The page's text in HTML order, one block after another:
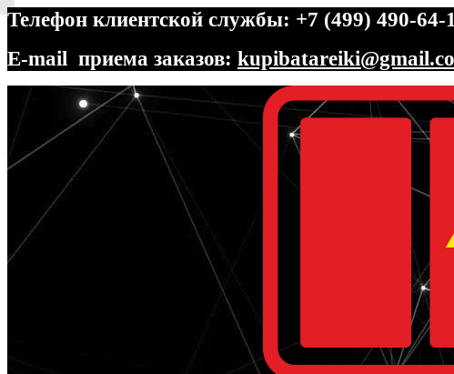
Телефон клиентской службы: +7 (499) 490-64-
E-mail приема заказов:
Перейти
навигации
Перейти
содержимому